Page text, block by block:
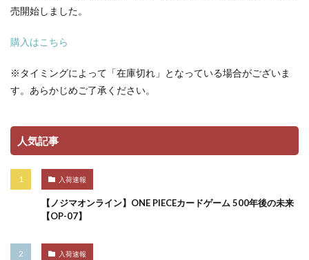
売開始しました。
購入はこちら
※タイミングによって「在庫切れ」となっている場合がございま
す。あらかじめご了承ください。
人気記事
入荷速報
【ノジマオンライン】ONE PIECEカードゲーム 500年後の未来
【OP-07】
入荷速報